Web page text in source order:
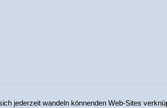
jederzeit wandeln könnenden Web-Sites